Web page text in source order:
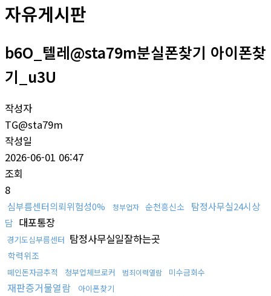
자유게시판
b6O_텔레@sta79m분실폰찾기 아이폰찾
기_u3U
작성자
TG@sta79m
작성일
2026-06-01 06:47
조회
8
심부름센터의뢰위험성0% 청부업자 순천흥신소 탐정사무실24시상
담 대포통장
경기도심부름센터 탐정사무실일잘하는곳
학력위조
떼인돈자금추적 청부업체브로커 범죄이력열람 미수금회수
재판증거물열람 아이폰찾기